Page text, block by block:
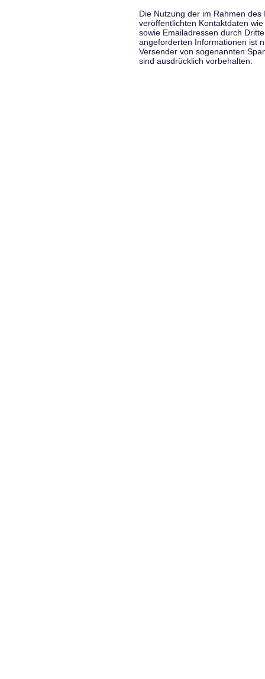
Die Nutzung der im Rahmen
veröffentlichten Kontaktdaten
sowie Emailadressen durch
angeforderten Informationen ist
Versender von sogenannten
sind ausdrücklich vorbehalten.